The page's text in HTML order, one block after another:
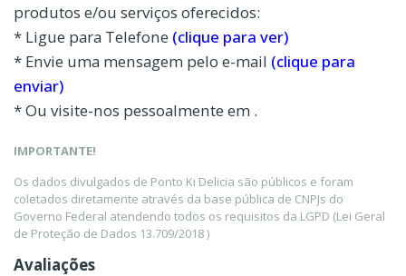
produtos e/ou serviços oferecidos:
* Ligue para Telefone (clique para ver)
* Envie uma mensagem pelo e-mail (clique para
enviar)
* Ou visite-nos pessoalmente em .
IMPORTANTE!
Os dados divulgados de Ponto Ki Delicia são públicos e foram
coletados diretamente através da base pública de CNPJs do
Governo Federal atendendo todos os requisitos da LGPD (Lei Geral
de Proteção de Dados 13.709/2018 )
Avaliações